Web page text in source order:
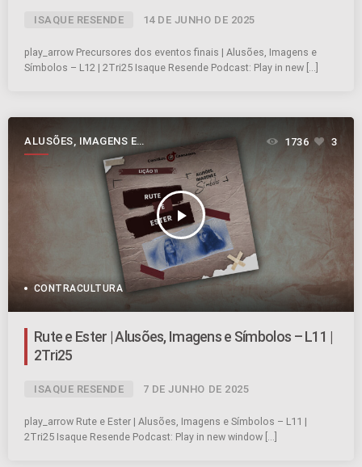
ISAQUE RESENDE 14 DE JUNHO DE 2025
play_arrow Precursores dos eventos finais | Alusões, Imagens e
Símbolos – L12 | 2Tri25 Isaque Resende Podcast: Play in new […]
ALUSÕES, IMAGENS E
SÍMBOLOS
play_arrow
1736 3
CONTRACULTURA
Rute e Ester | Alusões, Imagens e Símbolos – L11 |
2Tri25
ISAQUE RESENDE 7 DE JUNHO DE 2025
play_arrow Rute e Ester | Alusões, Imagens e Símbolos – L11 |
2Tri25 Isaque Resende Podcast: Play in new window […]